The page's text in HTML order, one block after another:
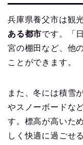
兵庫県養父市は観
ある都市です。「
宮の棚田など、他
ことができます。
また、冬には積雪
やスノーボードな
す。標高が高いた
しく快適に過ごせ